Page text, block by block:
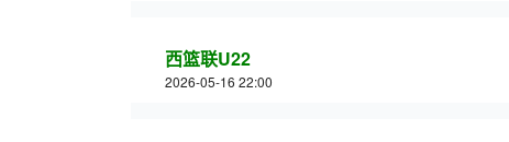
西篮联U22
2026-05-16 22:00